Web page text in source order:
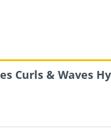
Curls & Waves